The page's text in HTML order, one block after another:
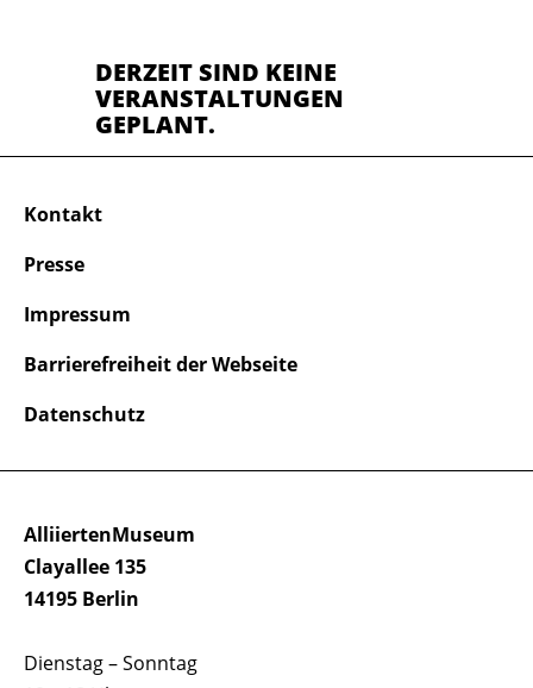
DERZEIT SIND KEINE
VERANSTALTUNGEN
GEPLANT.
AlliiertenMuseum
Clayallee 135
14195 Berlin
Dienstag – Sonntag
Kontakt
Presse
Impressum
Barrierefreiheit der Webseite
Datenschutz